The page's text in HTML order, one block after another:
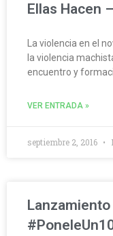
Ellas Hacen
La violencia en el
la violencia
encuentro y
VER ENTRADA »
septiembre 2, 2016